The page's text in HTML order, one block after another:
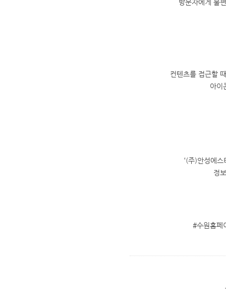
방문자에게 불
컨텐츠를 접근할
아이
‘(주)안성에
정
#수원홈페